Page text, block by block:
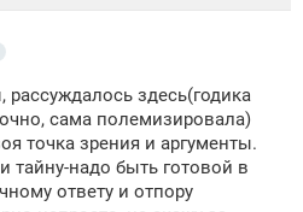
здесь(годика
сама полемизировала)
точка зрения и аргументы.
тайну-надо быть готовой в
ответу и отпору